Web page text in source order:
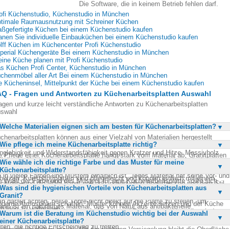
Die Software, die in keinem Betrieb fehlen darf.
Küchenstudio, Küchenstudio in München
Raumausnutzung mit Schreiner Küchen
Küchen bei einem Küchenstudio kaufen
Sie individuelle Einbauküchen bei einem Küchenstudio kaufen
Küchen im Küchencenter Profi Küchenstudio
Küchengeräte Bei einem Küchenstudio in München
Küche planen mit Profi Küchenstudio
Küchen Profi Center, Küchenstudio in München
aller Art Bei einem Küchenstudio in München
Kücheninsel, Mittelpunkt der Küche bei einem Küchenstudio kaufen
- Fragen und Antworten zu Küchenarbeitsplatten Auswahl
und kurze leicht verständliche Antworten zu Küchenarbeitsplatten
Welche Materialien eignen sich am besten für Küchenarbeitsplatten?
können aus einer Vielzahl von Materialien hergestellt
darunter Granit, Massivholz und Kunststoff. Granit ist bekannt für seine
und Widerstandsfähigkeit gegen Kratzer und Hitze. Massivholz
der Küche eine warme, natürliche Ausstrahlung, erfordert jedoch
Pflege. Kunststoff ist eine kostengünstige und vielseitige Option,
in vielen Farben und Mustern erhältlich ist. Jedes Material hat seine Vor- und
und die Wahl hängt von den individuellen Bedürfnissen und dem Stil
Küche ab.
Wie pflege ich meine Küchenarbeitsplatte richtig?
Pflege einer Küchenarbeitsplatte hängt stark vom Material ab. Granitplatten
regelmäßig versiegelt werden, um Flecken zu vermeiden. Massivholz
eine regelmäßige Behandlung mit Öl, um es vor Feuchtigkeit zu
Kunststoffplatten sind pflegeleicht und können einfach mit einem
Tuch gereinigt werden. Es ist wichtig, aggressive Reinigungsmittel zu
um die Oberfläche nicht zu beschädigen. Bei allen Materialien sollte
darauf achten, heiße Töpfe nicht direkt auf die Platte zu stellen, um
zu vermeiden.
Wie wähle ich die richtige Farbe und das Muster für meine
Küchenarbeitsplatte?
Wahl der Farbe und des Musters für eine Küchenarbeitsplatte sollte sich
dem Gesamtdesign der Küche richten. Helle Farben können eine kleine
größer erscheinen lassen, während dunkle Töne eine elegante und
Atmosphäre schaffen. Muster können Akzente setzen und der Küche
verleihen. Es ist ratsam, Muster und Farben zu wählen, die mit den
und dem Boden harmonieren. Eine Beratung im Küchenstudio kann
die richtige Entscheidung zu treffen.
Was sind die hygienischen Vorteile von Küchenarbeitsplatten aus
Granit?
ist ein natürliches Material, das von Natur aus antibakterielle
besitzt. Es ist nicht porös, was bedeutet, dass es keine
oder Bakterien aufnimmt, was es zu einer hygienischen Wahl für
Warum ist die Beratung im Küchenstudio wichtig bei der Auswahl
einer Küchenarbeitsplatte?